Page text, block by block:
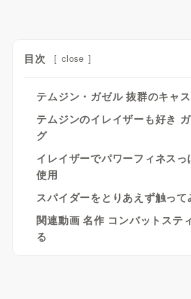
目次 [ close ]
テムジン・ガゼル 抜群のキャ
テムジンのイレイザーも好き
グ
イレイザーでパワーフィネス
使用
スパイダーをとりあえず触って
関連動画 名作 コンバットステ
る